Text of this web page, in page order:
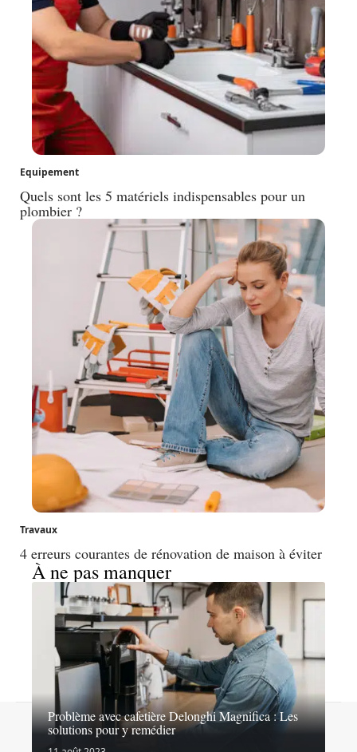
Equipement
Quels sont les 5 matériels indispensables pour un
plombier ?
Travaux
4 erreurs courantes de rénovation de maison à éviter
À ne pas manquer
Problème avec cafetière Delonghi Magnifica : Les
solutions pour y remédier
Contact Mentions légales Sitemap